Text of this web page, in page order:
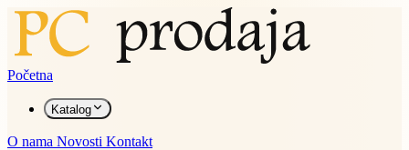
Početna
Katalog
O nama Novosti Kontakt